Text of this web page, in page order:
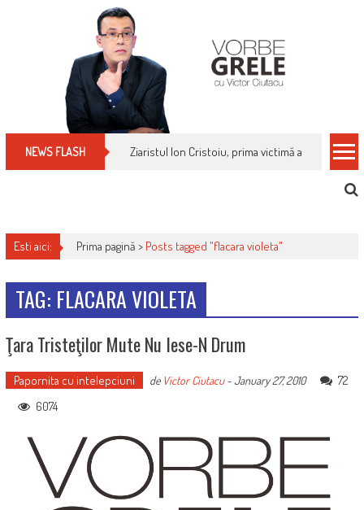
NEWS FLASH Ziaristul Ion Cristoiu, prima victimă a noi
Esti aici: Prima pagină > Posts tagged "flacara violeta"
TAG: FLACARA VIOLETA
Ţara Tristeţilor Mute Nu Iese-N Drum
Papornita cu intelepciuni de Victor Ciutacu-January 27, 2010
72
6074